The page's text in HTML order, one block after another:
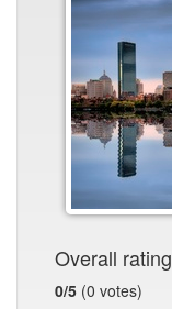
Overall rating
0/5 (0 votes)